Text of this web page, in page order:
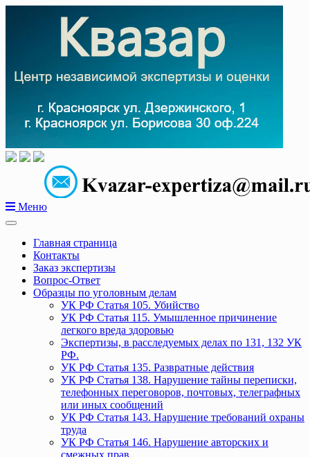
Меню
Главная страница
Контакты
Заказ экспертизы
Вопрос-Ответ
Образцы по уголовным делам
УК РФ Статья 105. Убийство
УК РФ Статья 115. Умышленное причинение
легкого вреда здоровью
Экспертизы, в расследуемых делах по 131, 132 УК
РФ.
УК РФ Статья 135. Развратные действия
УК РФ Статья 138. Нарушение тайны переписки,
телефонных переговоров, почтовых, телеграфных
или иных сообщений
УК РФ Статья 143. Нарушение требований охраны
труда
УК РФ Статья 146. Нарушение авторских и
смежных прав